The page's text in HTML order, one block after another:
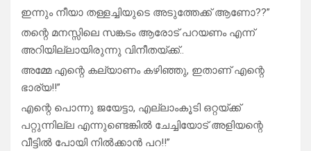
ഇന്നും നീയാ തള്ളച്ചിയുടെ അടുത്തേക്ക് ആണോ??”
തന്റെ മനസ്സിലെ സങ്കടം ആരോട് പറയണം എന്ന്
അറിയില്ലായിരുന്നു വിനീതയ്ക്ക്..
അമ്മേ എന്റെ കല്യാണം കഴിഞ്ഞു, ഇതാണ് എന്റെ
ഭാര്യ!!”
എന്റെ പൊന്നു ജയേട്ടാ, എല്ലാംകൂടി ഒറ്റയ്ക്ക്
പറ്റുന്നില്ല എന്നുണ്ടെങ്കിൽ ചേച്ചിയോട് അളിയന്റെ
വീട്ടിൽ പോയി നിൽക്കാൻ പറ!!”